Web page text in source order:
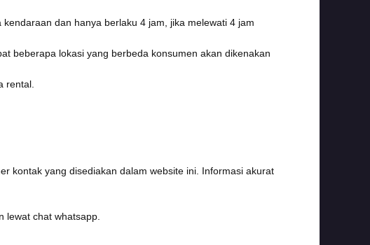
dan hanya berlaku 4 jam, jika melewati 4 jam
beberapa lokasi yang berbeda konsumen akan dikenakan
rental.
kontak yang disediakan dalam website ini. Informasi akurat
lewat chat whatsapp.